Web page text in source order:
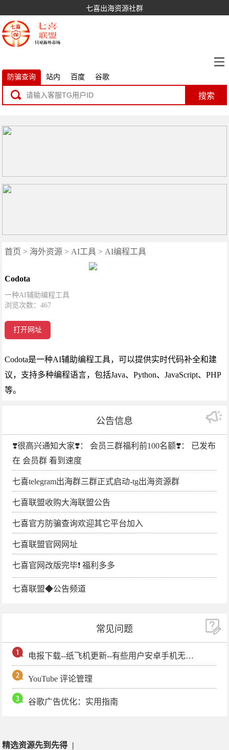
七喜出海资源社群
防骗查询 站内 百度 谷歌
搜索
首页 > 海外资源 > AI工具 > AI编程工具
Codota
一种AI辅助编程工具
浏览次数：467
打开网址
Codota是一种AI辅助编程工具，可以提供实时代码补全和建
议，支持多种编程语言，包括Java、Python、JavaScript、PHP
等。
公告信息
❣️很高兴通知大家❣️： 会员三群福利前100名额❣️： 已发布
在 会员群 看到速度
七喜telegram出海群三群正式启动-tg出海资源群
七喜联盟收购大海联盟公告
七喜官方防骗查询欢迎其它平台加入
七喜联盟官网网址
七喜官网改版完毕❗️ 福利多多
七喜联盟◆公告频道
常见问题
电报下载--纸飞机更新--有些用户安卓手机无法更新电报软件
YouTube 评论管理
谷歌广告优化：实用指南
精选资源先到先得 |